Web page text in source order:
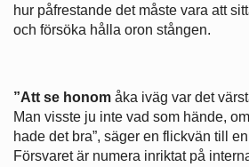
hur påfrestande det måste vara att
och försöka hålla oron stången.
”Att se honom åka iväg var det
Man visste ju inte vad som hände,
hade det bra”, säger en flickvän till
Försvaret är numera inriktat på